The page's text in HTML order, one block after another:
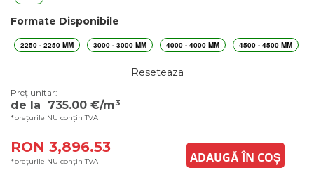
Formate Disponibile
2250 - 2250 MM 3000 - 3000 MM 4000 - 4000 MM 4500 - 4500 MM
Reseteaza
Preț unitar:
de la 735.00 €/m3
*prețurile NU conțin TVA
RON 3,896.53
*prețurile NU conțin TVA ADAUGĂ ÎN COȘ